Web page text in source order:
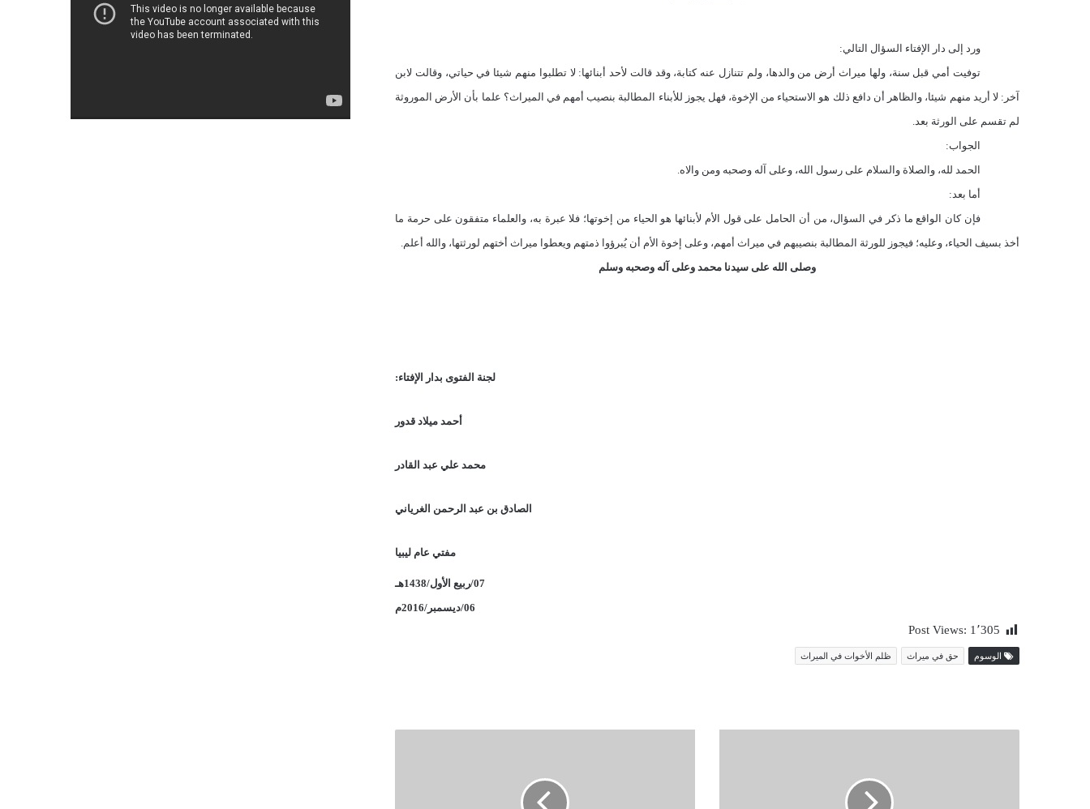
ورد إلى دار الإفتاء السؤال التالي:
توفيت أمي قبل سنة، ولها ميراث أرض من والدها، ولم تتنازل عنه كتابة، وقد قالت لأحد أبنائها: لا تطلبوا منهم شيئا في حياتي، وقالت لابن
آخر: لا أريد منهم شيئا، والظاهر أن دافع ذلك هو الاستحياء من الإخوة، فهل يجوز للأبناء المطالبة بنصيب أمهم في الميراث؟ علما بأن الأرض الموروثة
لم تقسم على الورثة بعد.
الجواب:
الحمد لله، والصلاة والسلام على رسول الله، وعلى آله وصحبه ومن والاه.
أما بعد:
فإن كان الواقع ما ذكر في السؤال، من أن الحامل على قول الأم لأبنائها هو الحياء من إخوتها؛ فلا عبرة به، والعلماء متفقون على حرمة ما
أخذ بسيف الحياء، وعليه؛ فيجوز للورثة المطالبة بنصيبهم في ميراث أمهم، وعلى إخوة الأم أن يُبرؤوا ذمتهم ويعطوا ميراث أختهم لورثتها، والله أعلم.
وصلى الله على سيدنا محمد وعلى آله وصحبه وسلم
لجنة الفتوى بدار الإفتاء:
أحمد ميلاد قدور
محمد علي عبد القادر
الصادق بن عبد الرحمن الغرياني
مفتي عام ليبيا
07/ربيع الأول/1438هـ
06/ديسمبر/2016م
Post Views: 1٬305
الوسوم حق في ميراث ظلم الأخوات في الميراث